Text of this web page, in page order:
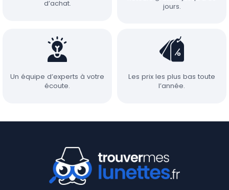
d’achat.
jours.
Un équipe d’experts à votre
écoute.
Les prix les plus bas toute
l’année.